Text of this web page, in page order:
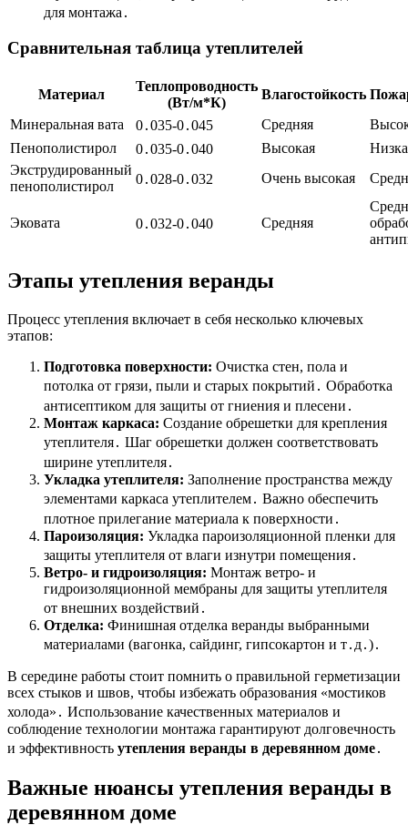
для монтажа․
Сравнительная таблица утеплителей
Материал
Теплопроводность
(Вт/м*К)
Влагостойкость
Минеральная вата
0․035-0․045 Средняя
Пенополистирол
0․035-0․040 Высокая
Экструдированный
пенополистирол
0․028-0․032 Очень высокая
Эковата 0․032-0․040 Средняя
Этапы утепления веранды
Процесс утепления включает в себя несколько ключевых
этапов:
Подготовка поверхности: Очистка стен, пола и
потолка от грязи, пыли и старых покрытий․ Обработка
антисептиком для защиты от гниения и плесени․
Монтаж каркаса: Создание обрешетки для крепления
утеплителя․ Шаг обрешетки должен соответствовать
ширине утеплителя․
Укладка утеплителя: Заполнение пространства между
элементами каркаса утеплителем․ Важно обеспечить
плотное прилегание материала к поверхности․
Пароизоляция: Укладка пароизоляционной пленки для
защиты утеплителя от влаги изнутри помещения․
Ветро- и гидроизоляция: Монтаж ветро- и
гидроизоляционной мембраны для защиты утеплителя
от внешних воздействий․
Отделка: Финишная отделка веранды выбранными
материалами (вагонка, сайдинг, гипсокартон и т․д․)․
В середине работы стоит помнить о правильной герметизации
всех стыков и швов, чтобы избежать образования «мостиков
холода»․ Использование качественных материалов и
соблюдение технологии монтажа гарантируют долговечность
и эффективность утепления веранды в деревянном доме․
Важные нюансы утепления веранды в
деревянном доме